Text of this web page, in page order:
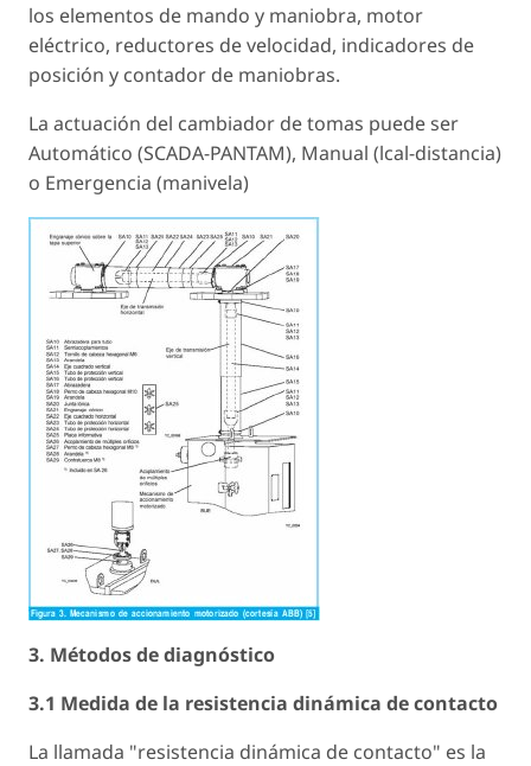
los elementos de mando y maniobra, motor
eléctrico, reductores de velocidad, indicadores de
posición y contador de maniobras.
La actuación del cambiador de tomas puede ser
Automático (SCADA-PANTAM), Manual (lcal-distancia)
o Emergencia (manivela)
3. Métodos de diagnóstico
3.1 Medida de la resistencia dinámica de contacto
La llamada "resistencia dinámica de contacto" es la